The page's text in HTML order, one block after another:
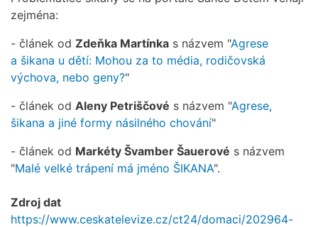
zejména:
- článek od Zdeňka Martínka s názvem "Agrese
a šikana u dětí: Mohou za to média, rodičovská
výchova, nebo geny?"
- článek od Aleny Petriščové s názvem "Agrese,
šikana a jiné formy násilného chování"
- článek od Markéty Švamber Šauerové s názvem
"Malé velké trápení má jméno ŠIKANA".
Zdroj dat
https://www.ceskatelevize.cz/ct24/domaci/202964-